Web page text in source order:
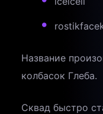
Название
колбасок Глеба.
Сквад быстро